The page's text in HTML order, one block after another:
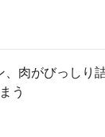
、肉がびっしり
う